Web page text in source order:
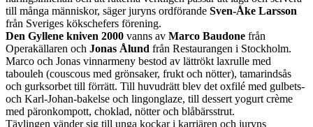
till många människor, säger juryns ordförande Sven-Åke Larsson
från Sveriges kökschefers förening.
Den Gyllene kniven 2000 vanns av Marco Baudone från
Operakällaren och Jonas Ålund från Restaurangen i Stockholm.
Marco och Jonas vinnarmeny bestod av lättrökt laxrulle med
tabouleh (couscous med grönsaker, frukt och nötter), tamarindsås
och gurksorbet till förrätt. Till huvudrätt blev det oxfilé med gulbets-
och Karl-Johan-bakelse och lingonglaze, till dessert yogurt crème
med päronkompott, choklad, nötter och blåbärsstrut.
Tävlingen vänder sig till unga kockar i karriären och juryns